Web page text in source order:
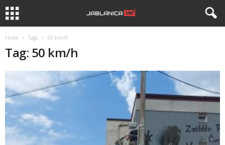
Home Tags 50 km/h
Tag: 50 km/h